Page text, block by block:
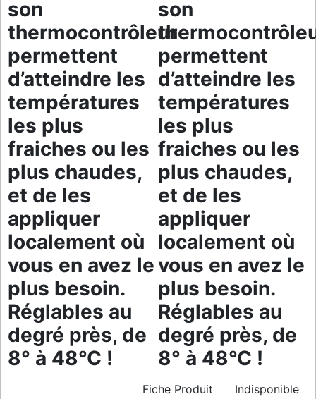
son
thermocontrôleur
permettent
d’atteindre les
températures
les plus
fraiches ou les
plus chaudes,
et de les
appliquer
localement où
vous en avez le
plus besoin.
Réglables au
degré près, de
8° à 48°C !
son
permettent
d’atteindre les
températures
les plus
fraiches ou les
plus chaudes,
et de les
appliquer
localement où
vous en avez le
plus besoin.
Réglables au
degré près, de
8° à 48°C !
Fiche Produit Indisponible